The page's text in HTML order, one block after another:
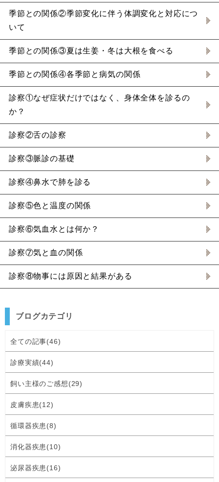
季節との関係②季節変化に伴う体調変化と対応につ
いて
季節との関係③夏は生姜・冬は大根を食べる
季節との関係④各季節と病気の関係
診察①なぜ症状だけではなく、身体全体を診るの
か？
診察②舌の診察
診察③脈診の基礎
診察④鼻水で肺を診る
診察⑤色と温度の関係
診察⑥気血水とは何か？
診察⑦気と血の関係
診察⑧物事には原因と結果がある
ブログカテゴリ
全ての記事(46)
診療実績(44)
飼い主様のご感想(29)
皮膚疾患(12)
循環器疾患(8)
消化器疾患(10)
泌尿器疾患(16)